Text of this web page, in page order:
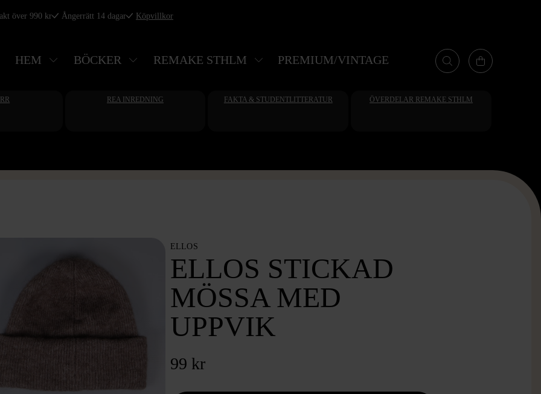
över 990 kr Ångerrätt 14 dagar Köpvillkor
HEM BÖCKER REMAKE STHLM PREMIUM/VINTAGE
REA INREDNING FAKTA & STUDENTLITTERATUR ÖVERDELAR REMAKE STHLM
ELLOS
ELLOS STICKAD
MÖSSA MED
UPPVIK
99 kr